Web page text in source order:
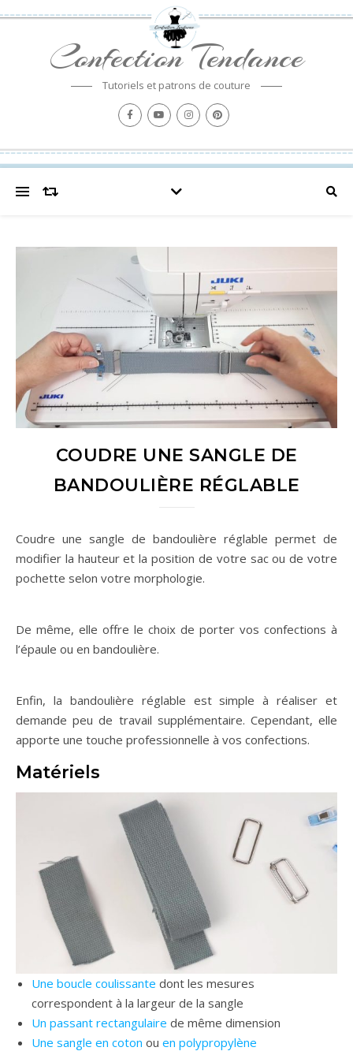
Confection Tendance
Tutoriels et patrons de couture
COUDRE UNE SANGLE DE
BANDOULIÈRE RÉGLABLE
Coudre une sangle de bandoulière réglable permet de
modifier la hauteur et la position de votre sac ou de votre
pochette selon votre morphologie.
De même, elle offre le choix de porter vos confections à
l’épaule ou en bandoulière.
Enfin, la bandoulière réglable est simple à réaliser et
demande peu de travail supplémentaire. Cependant, elle
apporte une touche professionnelle à vos confections.
Matériels
Une boucle coulissante dont les mesures
correspondent à la largeur de la sangle
Un passant rectangulaire de même dimension
Une sangle en coton ou en polypropylène